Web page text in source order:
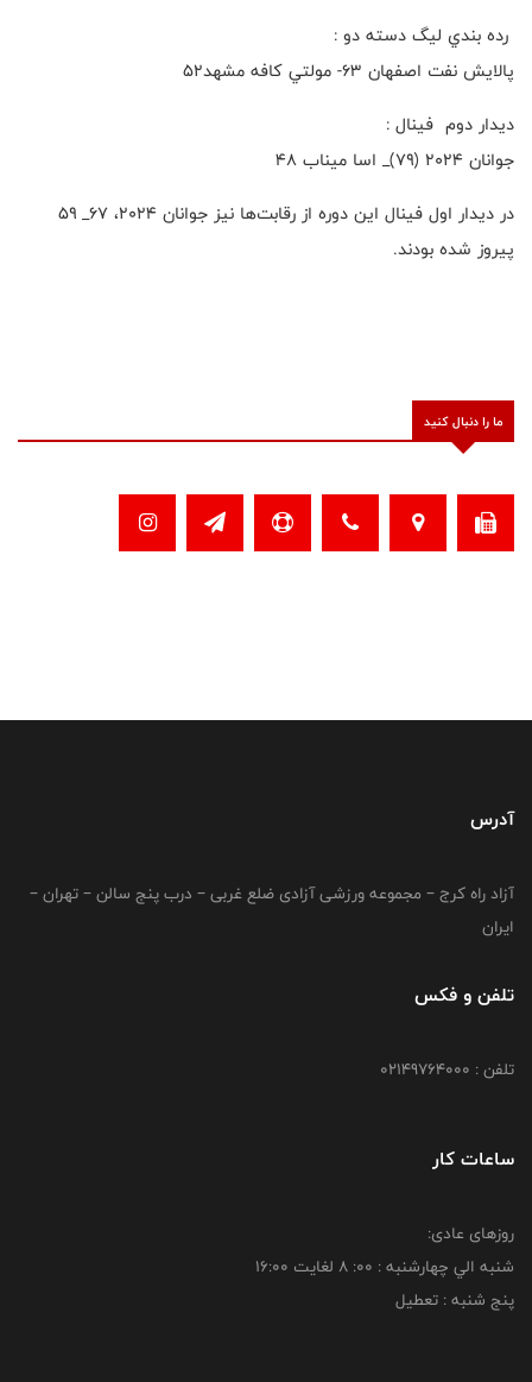
رده بندي ليگ دسته دو :
پالايش نفت اصفهان ٦٣- مولتي كافه مشهد٥٢
دیدار دوم فينال :
جوانان ۲۰۲۴ (۷۹)_ اسا ميناب ٤٨
در دیدار اول فینال این دوره از رقابت‌ها نیز جوانان ۲۰۲۴، ۶۷_ ۵۹
پیروز شده بودند.
ما را دنبال کنید
آدرس
آزاد راه کرج – مجموعه ورزشی آزادی ضلع غربی – درب پنج سالن – تهران –
ایران
تلفن و فکس
تلفن : 02149764000
ساعات کار
روزهای عادی:
شنبه الي چهارشنبه : 00: 8 لغايت 16:00
پنج شنبه : تعطیل